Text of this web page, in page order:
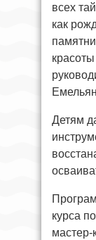
всех
как
Детям
курса
мастер-